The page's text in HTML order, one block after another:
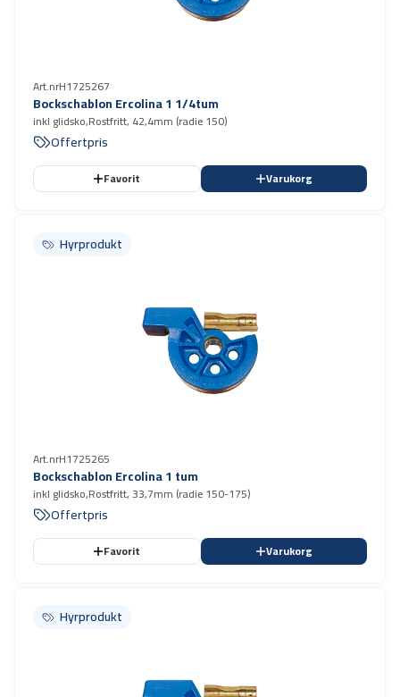
Art.nrH1725267
Bockschablon Ercolina 1 1/4tum
inkl glidsko,Rostfritt, 42,4mm (radie 150)
Offertpris
Favorit Varukorg
Hyrprodukt
Hyrprodukt
Art.nrH1725265
Bockschablon Ercolina 1 tum
inkl glidsko,Rostfritt, 33,7mm (radie 150-175)
Offertpris
Favorit Varukorg
Hyrprodukt
Hyrprodukt